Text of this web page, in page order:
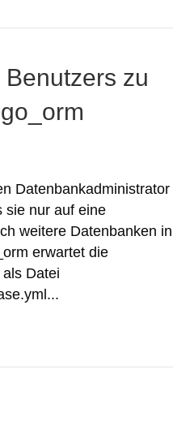
zu
Datenbankadministrator
sie nur auf eine
weitere Datenbanken in
erwartet die
Datei